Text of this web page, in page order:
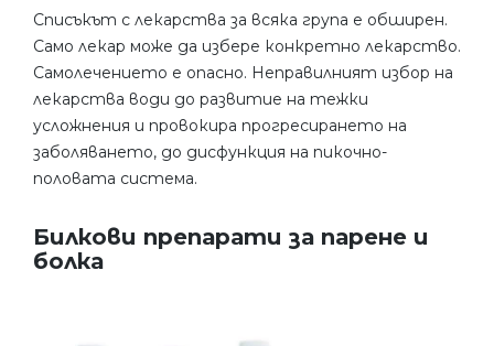
Списъкът с лекарства за всяка група е обширен.
Само лекар може да избере конкретно лекарство.
Самолечението е опасно. Неправилният избор на
лекарства води до развитие на тежки
усложнения и провокира прогресирането на
заболяването, до дисфункция на пикочно-
половата система.
Билкови препарати за парене и
болка